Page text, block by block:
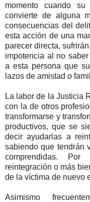
momento cuando
convierte de alguna
consecuencias del
esta acción de una
parecer directa,
impotencia al no
a esta persona que
lazos de amistad o
La labor de la Justicia
con la de otros
transformarse y
productivos, que se
decir ayudarlas a
sabiendo que tendrán
comprendidas.
reintegración o más
de la víctima de nuevo
Asimismo